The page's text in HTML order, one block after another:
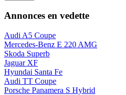
Annonces en vedette
Audi A5 Coupe
Mercedes-Benz E 220 AMG
Skoda Superb
Jaguar XF
Hyundai Santa Fe
Audi TT Coupe
Porsche Panamera S Hybrid